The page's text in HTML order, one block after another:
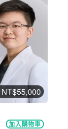
NT$55,000
加入購物車